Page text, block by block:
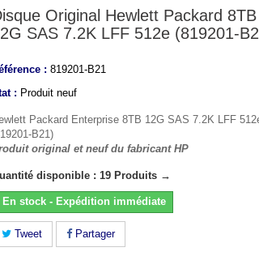
Original Hewlett Packard 8TB
SAS 7.2K LFF 512e (819201-
: 819201-B21
: Produit neuf
Packard Enterprise 8TB 12G SAS 7.2K LFF
B21)
original et neuf du fabricant HP
disponible : 19 Produits →
En stock - Expédition immédiate
Tweet Partager